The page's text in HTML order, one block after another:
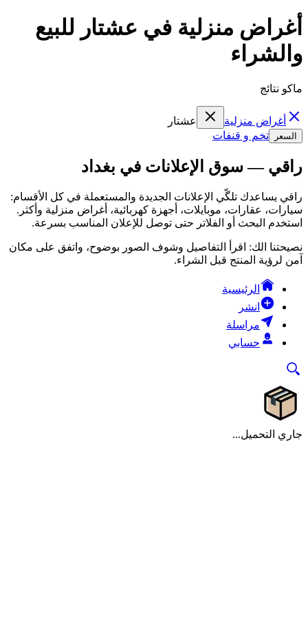
أغراض منزلية في عشتار للبيع
والشراء
ماكو نتائج
أغراض منزلية عشتار
السعر تخم و قنفات
راقي — سوق الإعلانات في بغداد
راقي يساعدك تلگّي الإعلانات الجديدة والمستعملة في كل الأقسام:
سيارات، عقارات، موبايلات، أجهزة كهربائية، أغراض منزلية وأكثر.
استخدم البحث أو الفلاتر حتى توصل للإعلان المناسب بسرعة.
نصيحتنا الك: اقرأ التفاصيل وشوف الصور بوضوح، واتفق على مكان
آمن لرؤية المنتج قبل الشراء.
الرئيسية
انشر
مراسلة
حسابي
جاري التحميل...